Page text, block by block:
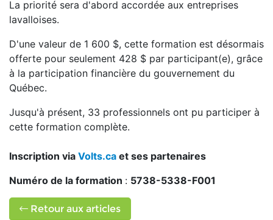
La priorité sera d'abord accordée aux entreprises
lavalloises.
D'une valeur de 1 600 $, cette formation est désormais
offerte pour seulement 428 $ par participant(e), grâce
à la participation financière du gouvernement du
Québec.
Jusqu'à présent, 33 professionnels ont pu participer à
cette formation complète.
Inscription via Volts.ca et ses partenaires
Numéro de la formation : 5738-5338-F001
Retour aux articles